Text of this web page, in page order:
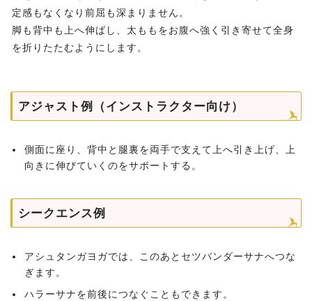
定感もなくなり前屈も深まりません。
脚も背中も上へ伸ばし、太ももをお腹へ強く引き寄せて全身
を折りたたむようにします。
アジャスト例（インストラクター向け）
側面に座り、背中と腿裏を両手で支えて上へ引き上げ、上
向きに伸びていくのをサポートする。
シークエンス例
アシュタンガヨガでは、このあとセツバンダーサナへつな
ぎます。
ハラーサナを前後につなぐこともできます。